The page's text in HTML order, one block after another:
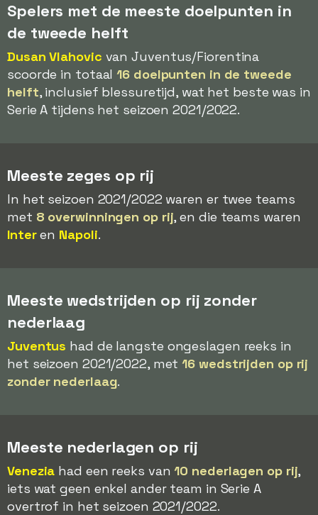
Spelers met de meeste doelpunten in
de tweede helft
Dusan Vlahovic van Juventus/Fiorentina
scoorde in totaal16 doelpunten in de tweede
helft, inclusief blessuretijd, wat het beste was in
Serie A tijdens het seizoen 2021/2022.
Meeste zeges op rij
In het seizoen 2021/2022 waren er twee teams
met 8 overwinningen op rij, en die teams waren
Interen Napoli.
Meeste wedstrijden op rij zonder
nederlaag
Juventus had de langste ongeslagen reeks in
het seizoen 2021/2022, met16 wedstrijden op rij
zonder nederlaag.
Meeste nederlagen op rij
Venezia had een reeks van10 nederlagen op rij,
iets wat geen enkel ander team in Serie A
overtrof in het seizoen 2021/2022.